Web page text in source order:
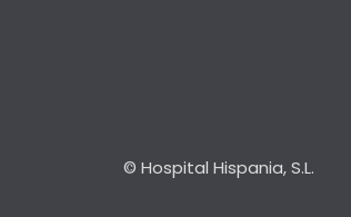
© Hospital Hispania, S.L.